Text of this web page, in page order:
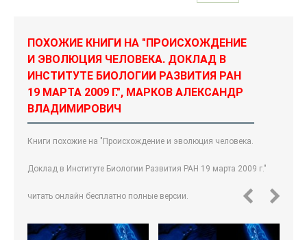
ПОХОЖИЕ КНИГИ НА "ПРОИСХОЖДЕНИЕ
И ЭВОЛЮЦИЯ ЧЕЛОВЕКА. ДОКЛАД В
ИНСТИТУТЕ БИОЛОГИИ РАЗВИТИЯ РАН
19 МАРТА 2009 Г.", МАРКОВ АЛЕКСАНДР
ВЛАДИМИРОВИЧ
Книги похожие на "Происхождение и эволюция человека.
Доклад в Институте Биологии Развития РАН 19 марта 2009 г."
читать онлайн бесплатно полные версии.